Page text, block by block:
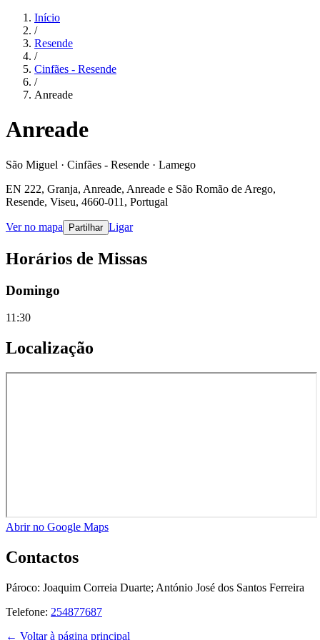
Início
/
Resende
/
Cinfães - Resende
/
Anreade
Anreade
São Miguel · Cinfães - Resende · Lamego
EN 222, Granja, Anreade, Anreade e São Romão de Arego,
Resende, Viseu, 4660-011, Portugal
Ver no mapa Partilhar Ligar
Horários de Missas
Domingo
11:30
Localização
Abrir no Google Maps
Contactos
Pároco: Joaquim Correia Duarte; António José dos Santos Ferreira
Telefone: 254877687
← Voltar à página principal